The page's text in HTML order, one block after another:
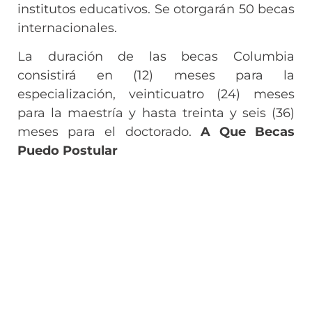
institutos educativos. Se otorgarán 50 becas
internacionales.
La duración de las becas Columbia
consistirá en (12) meses para la
especialización, veinticuatro (24) meses
para la maestría y hasta treinta y seis (36)
meses para el doctorado. A Que Becas
Puedo Postular